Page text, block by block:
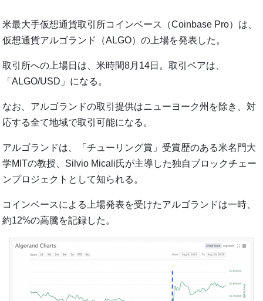
米最大手仮想通貨取引所コインベース（Coinbase Pro）は、
仮想通貨アルゴランド（ALGO）の上場を発表した。
取引所への上場日は、米時間8月14日。取引ペアは、
「ALGO/USD」になる。
なお、アルゴランドの取引提供はニューヨーク州を除き、対
応する全て地域で取引可能になる。
アルゴランドは、「チューリング賞」受賞歴のある米名門大
学MITの教授、Silvio Micali氏が主導した独自ブロックチェー
ンプロジェクトとして知られる。
コインベースによる上場発表を受けたアルゴランドは一時、
約12%の高騰を記録した。